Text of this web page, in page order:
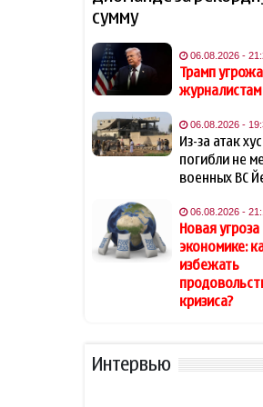
экзамена на
способностей по
специальности
«Журналистика»
15:52
Трамп заявил,
стать последним
президентом-
15:37
Лукашенко
своей ностальгии
временам СССР
сумму
06.08.2026 -
Трамп
06.08.2026 -
Из-за атак
погибли не
военных ВС
06.08.2026 -
Новая
экономике:
избежать
кризиса?
Интервью